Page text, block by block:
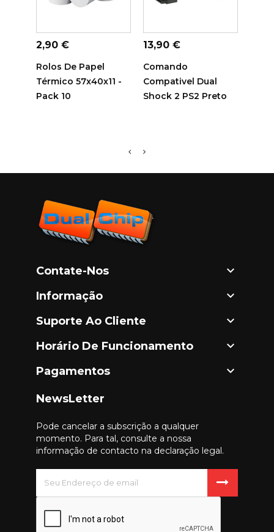
CARRINHO
Preço
2,90 €
Rolos De Papel
Térmico 57x40x11 -
Pack 10
CARRINHO
Preço
13,90 €
Comando
Compativel Dual
Shock 2 PS2 Preto
Contate-Nos 
Informação 
Suporte Ao Cliente 
Horário De Funcionamento 
Pagamentos 
NewsLetter
Pode cancelar a subscrição a qualquer
momento. Para tal, consulte a nossa
informação de contacto na declaração legal.